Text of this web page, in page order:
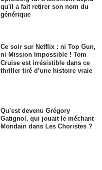
qu'il a fait retirer son nom du
générique
Ce soir sur Netflix : ni Top Gun,
ni Mission Impossible ! Tom
Cruise est irrésistible dans ce
thriller tiré d’une histoire vraie
Qu’est devenu Grégory
Gatignol, qui jouait le méchant
Mondain dans Les Choristes ?